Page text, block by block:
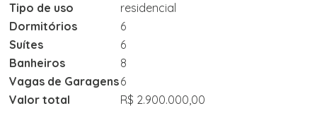
Tipo de uso
residencial
Dormitórios
6
Suítes
6
Banheiros
8
Vagas de Garagens6
Valor total
R$ 2.900.000,00